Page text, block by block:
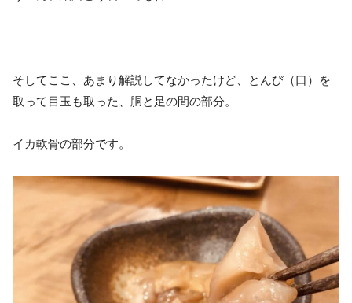
そしてここ、あまり解説してなかったけど、とんび（口）を
取って目玉も取った、胴と足の間の部分。
イカ軟骨の部分です。